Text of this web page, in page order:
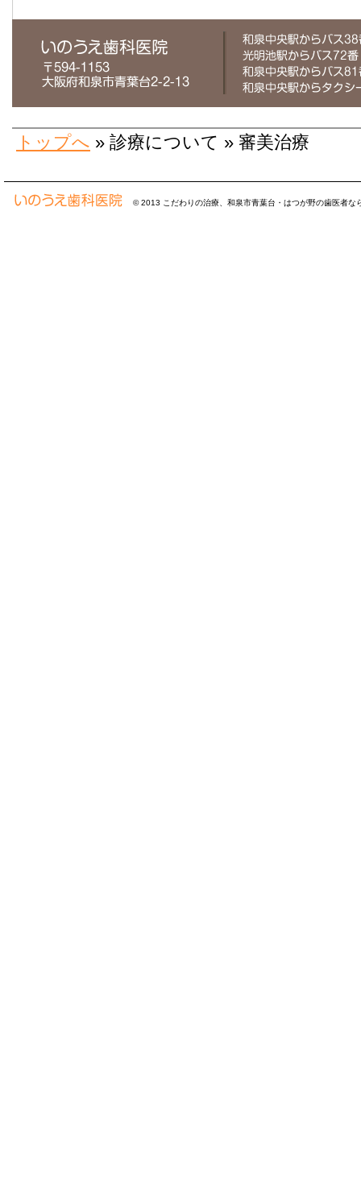
トップへ » 診療について » 審美治療
© 2013 こだわりの治療、和泉市青葉台・はつが野の歯医者な